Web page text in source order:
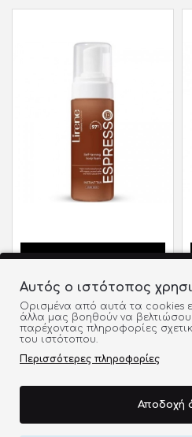
LIRENE SELF-TANNING
BODY FOAM ESPRESSO
150ML
9,80€
Τέλος
Αυτός ο ιστότοπος
Ορισμένα από αυτά τα cookies
άλλα μας βοηθούν να
παρέχοντας πληροφορίες
του ιστότοπου.
Περισσότερες πληροφορίες
Αποδοχή